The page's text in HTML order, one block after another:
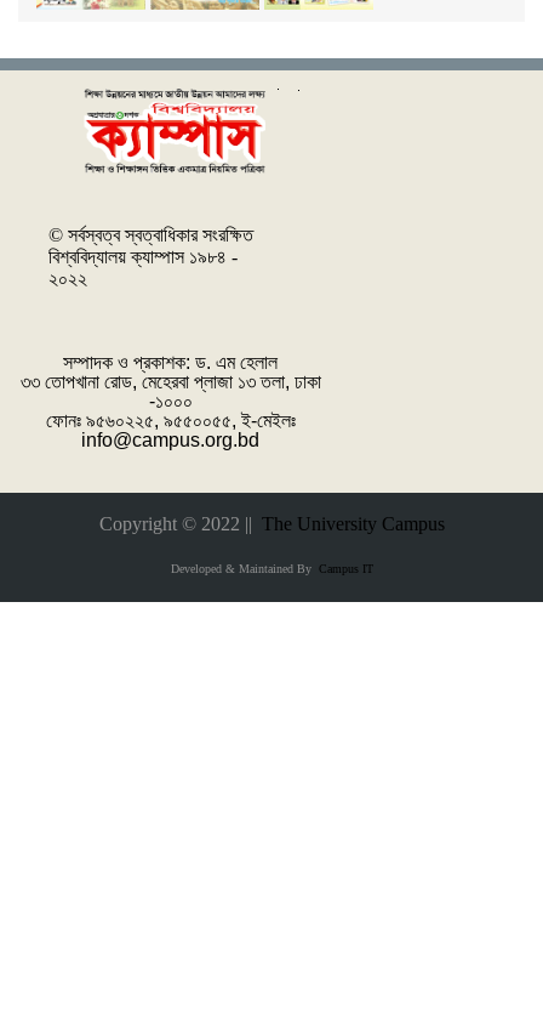
© সর্বস্বত্ব স্বত্বাধিকার সংরক্ষিত
বিশ্ববিদ্যালয় ক্যাম্পাস ১৯৮৪ -
২০২২
সম্পাদক ও প্রকাশক: ‌ড. এম হেলাল
৩৩ তোপখানা রোড, মেহেরবা প্লাজা ১৩ তলা, ঢাকা
-১০০০
ফোনঃ ৯৫৬০২২৫, ৯৫৫০০৫৫, ই-মেইলঃ
info@campus.org.bd
Copyright © 2022 || The University Campus
Developed & Maintained ByCampus IT